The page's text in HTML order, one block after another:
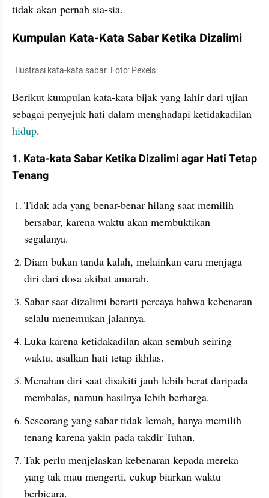
tidak akan pernah sia-sia.
Kumpulan Kata-Kata Sabar Ketika Dizalimi
  Ilustrasi kata-kata sabar. Foto: Pexels
Berikut kumpulan kata-kata bijak yang lahir dari ujian
hidup.
1. Kata-kata Sabar Ketika Dizalimi agar Hati Tetap
Tenang
Tidak ada yang benar-benar hilang saat memilih
bersabar, karena waktu akan membuktikan
segalanya.
Diam bukan tanda kalah, melainkan cara menjaga
diri dari dosa akibat amarah.
Sabar saat dizalimi berarti percaya bahwa kebenaran
selalu menemukan jalannya.
Luka karena ketidakadilan akan sembuh seiring
waktu, asalkan hati tetap ikhlas.
Menahan diri saat disakiti jauh lebih berat daripada
membalas, namun hasilnya lebih berharga.
Seseorang yang sabar tidak lemah, hanya memilih
tenang karena yakin pada takdir Tuhan.
Tak perlu menjelaskan kebenaran kepada mereka
yang tak mau mengerti, cukup biarkan waktu
berbicara.